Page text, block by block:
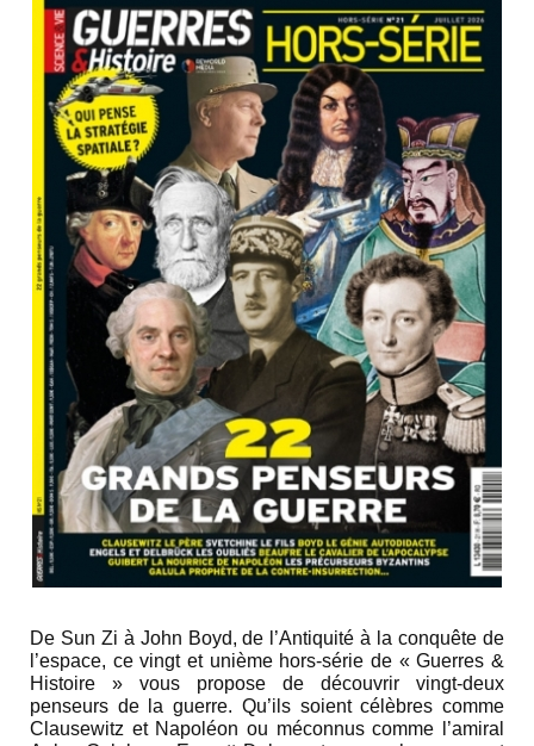
De Sun Zi à John Boyd, de l’Antiquité à la conquête de
l’espace, ce vingt et unième hors-série de « Guerres &
Histoire » vous propose de découvrir vingt-deux
penseurs de la guerre. Qu’ils soient célèbres comme
Clausewitz et Napoléon ou méconnus comme l’amiral